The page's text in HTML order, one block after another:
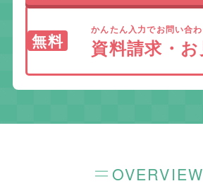
無料
かんたん入力でお問い合
資料請求・お
OVERVIEW